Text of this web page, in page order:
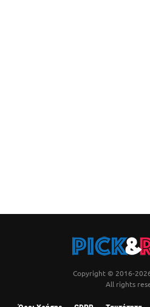
Copyright © 2016-
All rights